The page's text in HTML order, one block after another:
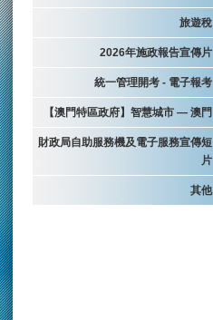
旅遊稅
2026年施政報告宣傳片
統一管理開考 - 電子報考
【澳門特區政府】智慧城市 — 澳門
財政局自助服務機及電子服務宣傳短
片
其他